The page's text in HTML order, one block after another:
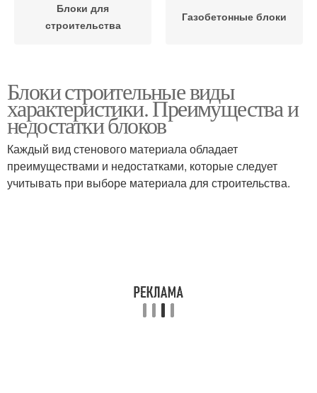
Блоки для
строительства
Газобетонные блоки
Блоки строительные виды
характеристики. Преимущества и
недостатки блоков
Каждый вид стенового материала обладает
преимуществами и недостатками, которые следует
учитывать при выборе материала для строительства.